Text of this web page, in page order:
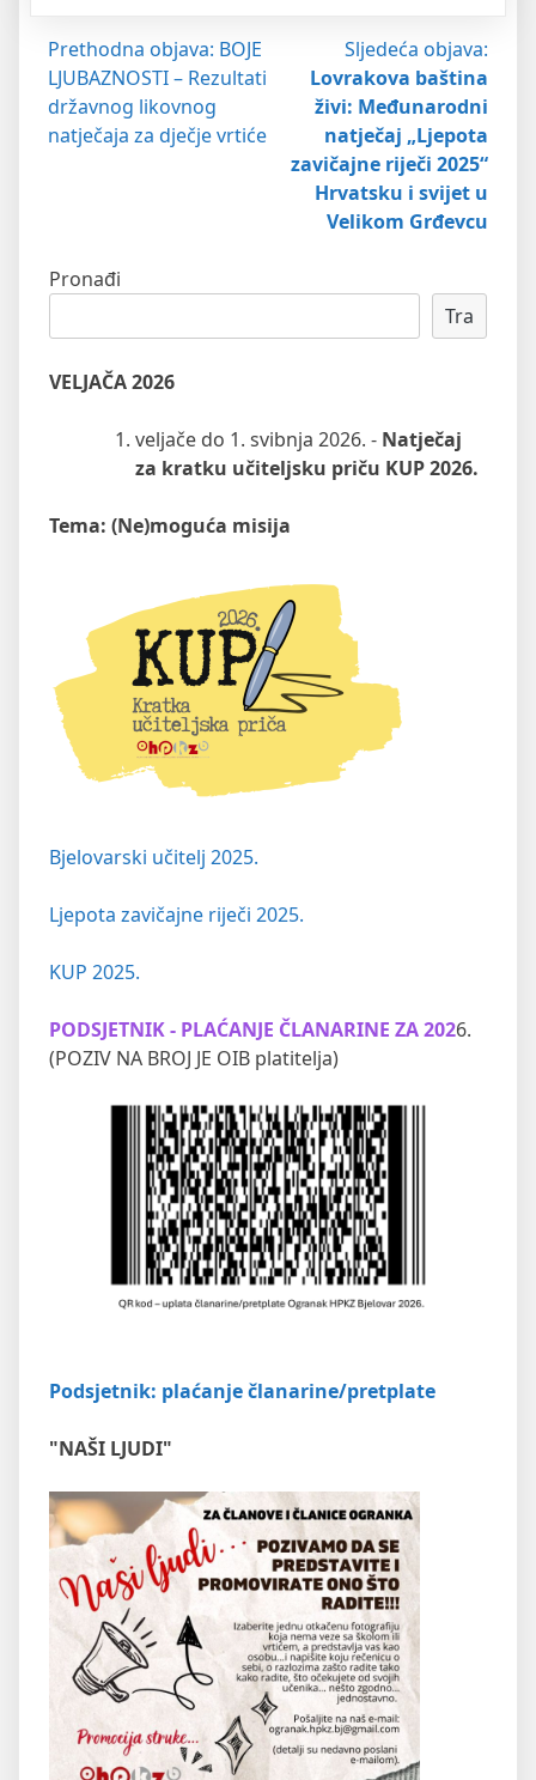
Navigacija
objava
Prethodna objava: BOJE
LJUBAZNOSTI – Rezultati
državnog likovnog
natječaja za dječje vrtiće
Sljedeća objava:
Lovrakova baština
živi: Međunarodni
natječaj „Ljepota
zavičajne riječi 2025“
Hrvatsku i svijet u
Velikom Grđevcu
Pronađi
Tra
VELJAČA 2026
veljače do 1. svibnja 2026. - Natječaj
za kratku učiteljsku priču KUP 2026.
Tema: (Ne)moguća misija
Bjelovarski učitelj 2025.
Ljepota zavičajne riječi 2025.
KUP 2025.
PODSJETNIK - PLAĆANJE ČLANARINE ZA 2026.
(POZIV NA BROJ JE OIB platitelja)
Podsjetnik: plaćanje članarine/pretplate
"NAŠI LJUDI"